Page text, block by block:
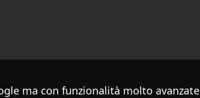
ma con funzionalità molto avanzate